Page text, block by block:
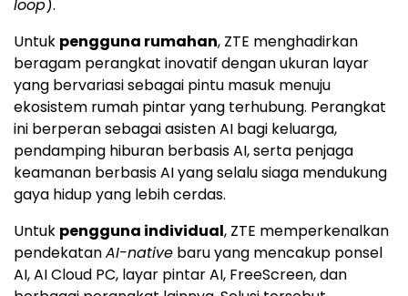
loop).
Untuk pengguna rumahan, ZTE menghadirkan
beragam perangkat inovatif dengan ukuran layar
yang bervariasi sebagai pintu masuk menuju
ekosistem rumah pintar yang terhubung. Perangkat
ini berperan sebagai asisten AI bagi keluarga,
pendamping hiburan berbasis AI, serta penjaga
keamanan berbasis AI yang selalu siaga mendukung
gaya hidup yang lebih cerdas.
Untuk pengguna individual, ZTE memperkenalkan
pendekatanAI-native baru yang mencakup ponsel
AI, AI Cloud PC, layar pintar AI, FreeScreen, dan